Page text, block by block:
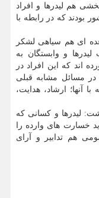
هم لیدرها و افراد
بودند که در رابطه با
ای هم سیاهی لشکر
و وابستگان به
اند که این افراد در
در مسائل مشابه قبلی
آنها؛ ارشاد، هدایت،
لیدرها و کسانی که
خسارت های وارده را
هم تدابیر و آرای